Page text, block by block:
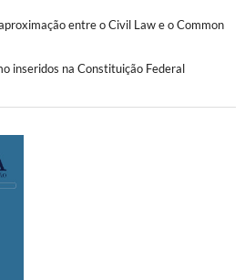
entre o Civil Law e o Common
inseridos na Constituição Federal